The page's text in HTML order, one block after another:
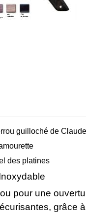
guilloché de
des platines
pour une
grâce